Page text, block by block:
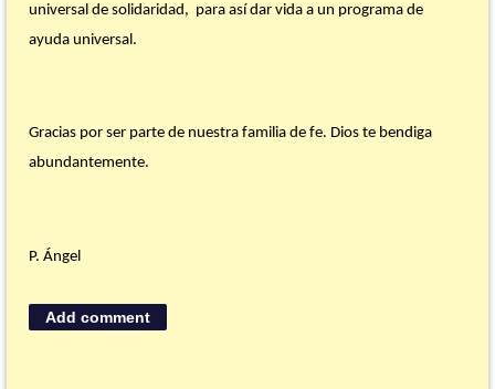
universal de solidaridad, para así dar vida a un programa de
ayuda universal.
Gracias por ser parte de nuestra familia de fe. Dios te bendiga
abundantemente.
P. Ángel